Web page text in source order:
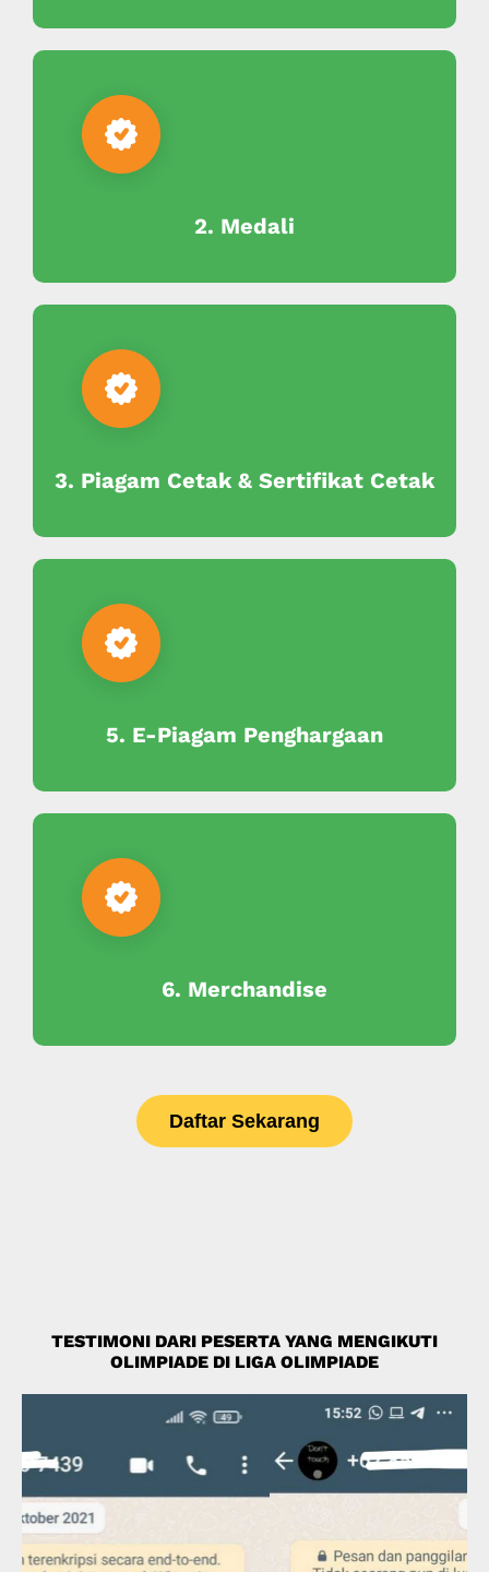
2. Medali
3. Piagam Cetak & Sertifikat Cetak
5. E-Piagam Penghargaan
6. Merchandise
Daftar Sekarang
TESTIMONI DARI PESERTA YANG MENGIKUTI
OLIMPIADE DI LIGA OLIMPIADE